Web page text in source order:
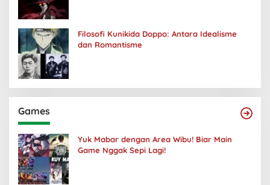
Filosofi Kunikida Doppo: Antara Idealisme
dan Romantisme
Games
Yuk Mabar dengan Area Wibu! Biar Main
Game Nggak Sepi Lagi!